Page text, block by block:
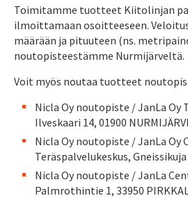
Toimitamme tuotteet Kiitolinjan
ilmoittamaan osoitteeseen.
määrään ja pituuteen (ns.
noutopisteestämme Nurmijärveltä.
Voit myös noutaa tuotteet
Nicla Oy noutopiste / JanLa Oy
Ilveskaari 14, 01900 NURMIJÄRVI
Nicla Oy noutopiste / JanLa Oy
Teräspalvelukeskus, Gneissikuja
Nicla Oy noutopiste / JanLa
Palmrothintie 1, 33950